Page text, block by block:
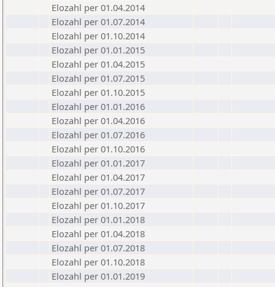
Elozahl per 01.04.2014
Elozahl per 01.07.2014
Elozahl per 01.10.2014
Elozahl per 01.01.2015
Elozahl per 01.04.2015
Elozahl per 01.07.2015
Elozahl per 01.10.2015
Elozahl per 01.01.2016
Elozahl per 01.04.2016
Elozahl per 01.07.2016
Elozahl per 01.10.2016
Elozahl per 01.01.2017
Elozahl per 01.04.2017
Elozahl per 01.07.2017
Elozahl per 01.10.2017
Elozahl per 01.01.2018
Elozahl per 01.04.2018
Elozahl per 01.07.2018
Elozahl per 01.10.2018
Elozahl per 01.01.2019